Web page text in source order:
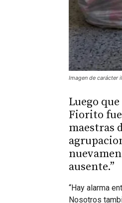
Imagen de carácter
Luego
Fiorito
maestras
ausente.”
“Hay alarma
Nosotros